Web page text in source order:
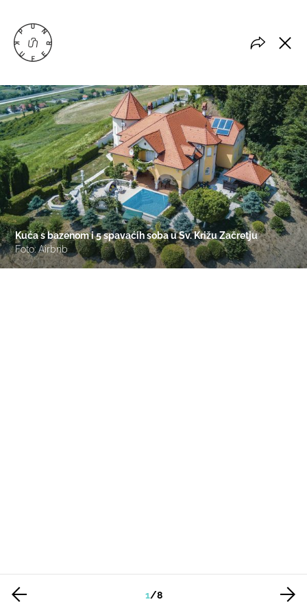
Kuća s bazenom i 5 spavaćih soba u Sv. Križu Začretju
Foto: Airbnb
1/8